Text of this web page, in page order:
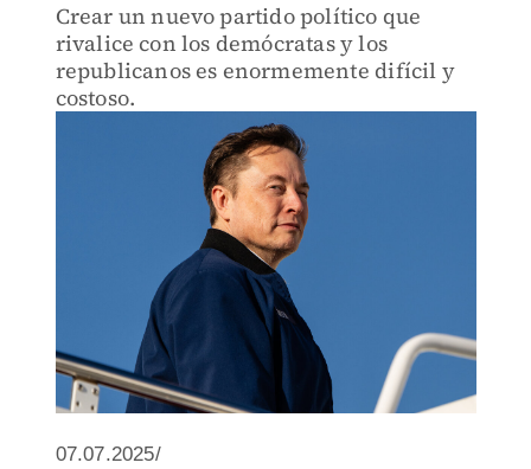
Crear un nuevo partido político que
rivalice con los demócratas y los
republicanos es enormemente difícil y
costoso.
07.07.2025/